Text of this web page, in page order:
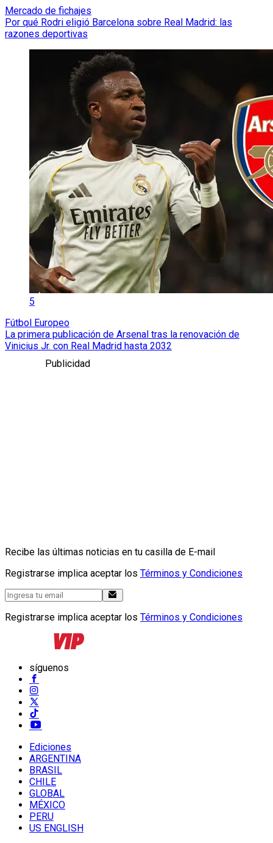
Mercado de fichajes
Por qué Rodri eligió Barcelona sobre Real Madrid: las
razones deportivas
5
Fútbol Europeo
La primera publicación de Arsenal tras la renovación de
Vinicius Jr. con Real Madrid hasta 2032
Publicidad
Recibe las últimas noticias en tu casilla de E-mail
Registrarse implica aceptar los Términos y Condiciones
Registrarse implica aceptar los Términos y Condiciones
síguenos
Ediciones
ARGENTINA
BRASIL
CHILE
GLOBAL
MÉXICO
PERU
US ENGLISH